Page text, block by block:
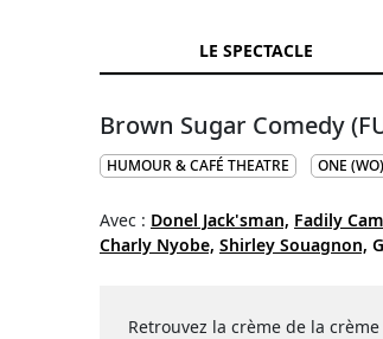
LE SPECTACLE
Brown Sugar Comedy
HUMOUR & CAFÉ THEATRE ONE
Avec : Donel Jack'sman, Fadily
Charly Nyobe, Shirley Souagnon,
Retrouvez la crème de la